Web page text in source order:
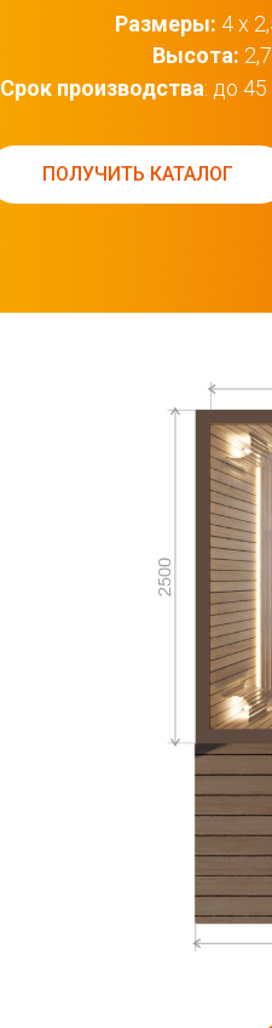
Размеры: 4 x
ПОЛУЧИТЬ КАТАЛОГ
Срок производства: до
Высота: